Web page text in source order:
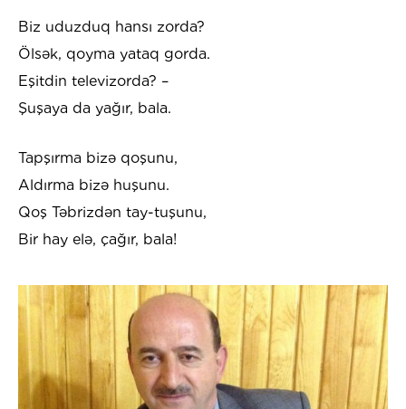
Biz uduzduq hansı zorda?
Ölsək, qoyma yataq gorda.
Eşitdin televizorda? –
Şuşaya da yağır, bala.
Tapşırma bizə qoşunu,
Aldırma bizə huşunu.
Qoş Təbrizdən tay-tuşunu,
Bir hay elə, çağır, bala!